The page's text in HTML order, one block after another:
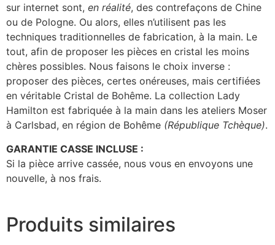
sur internet sont, en réalité, des contrefaçons de Chine
ou de Pologne. Ou alors, elles n’utilisent pas les
techniques traditionnelles de fabrication, à la main. Le
tout, afin de proposer les pièces en cristal les moins
chères possibles. Nous faisons le choix inverse :
proposer des pièces, certes onéreuses, mais certifiées
en véritable Cristal de Bohême. La collection Lady
Hamilton est fabriquée à la main dans les ateliers Moser
à Carlsbad, en région de Bohême (République Tchèque).
GARANTIE CASSE INCLUSE :
Si la pièce arrive cassée, nous vous en envoyons une
nouvelle, à nos frais.
Produits similaires